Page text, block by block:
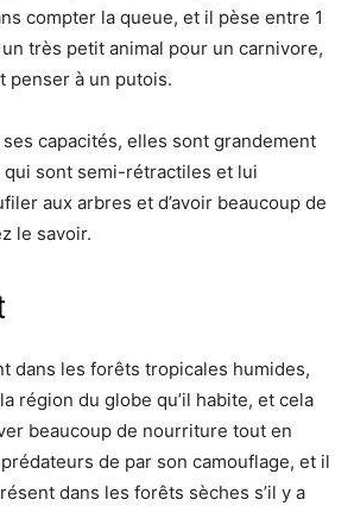
compter la queue, et il pèse entre 1
un très petit animal pour un carnivore,
penser à un putois.
capacités, elles sont grandement
sont semi-rétractiles et lui
aux arbres et d’avoir beaucoup de
le savoir.
dans les forêts tropicales humides,
région du globe qu’il habite, et cela
beaucoup de nourriture tout en
de par son camouflage, et il
dans les forêts sèches s’il y a